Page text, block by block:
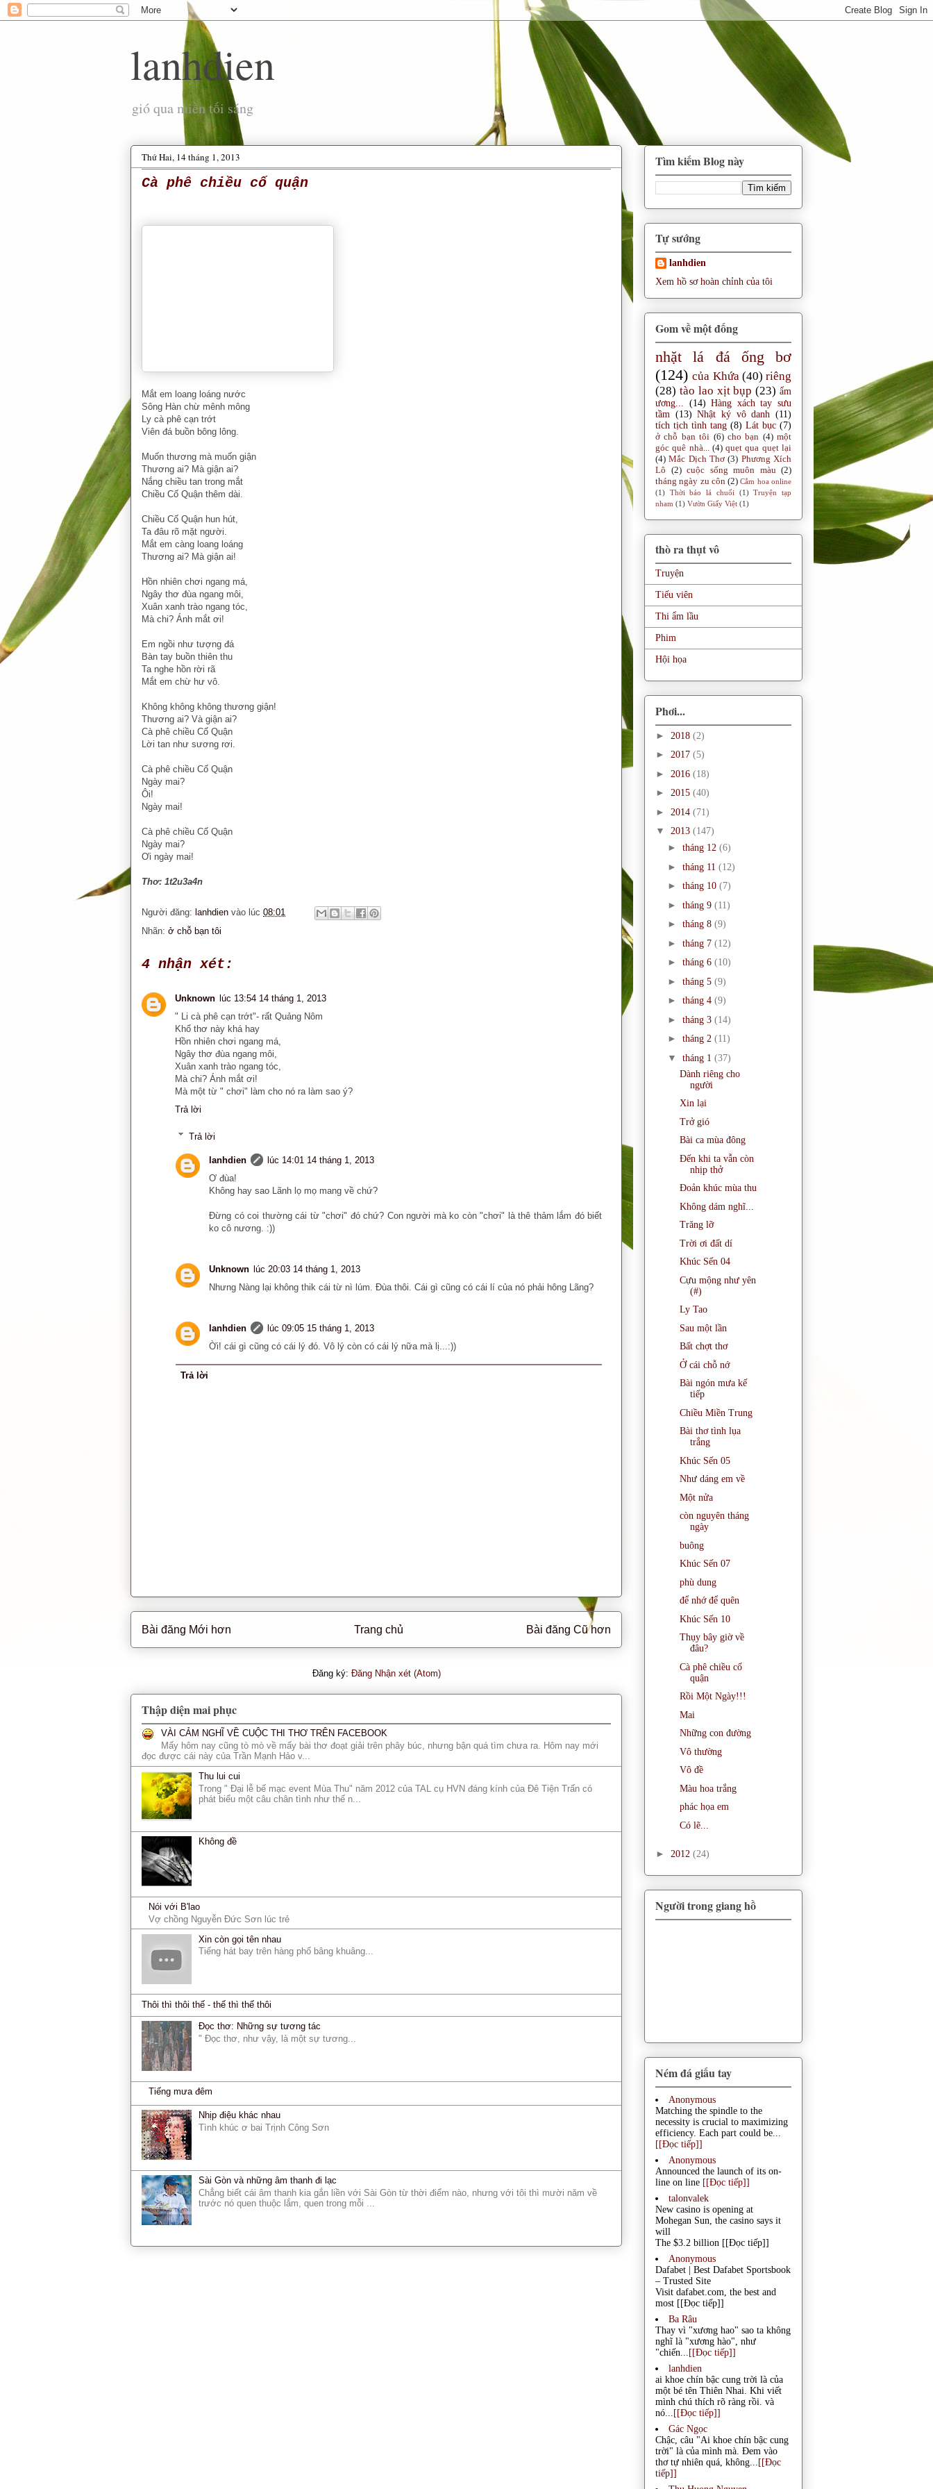
lanhdien
gió qua miền tối sáng
Thứ Hai, 14 tháng 1, 2013
Cà phê chiều cố quận
Mắt em loang loáng nước
Sông Hàn chừ mênh mông
Ly cà phê cạn trớt
Viên đá buồn bông lông.
Muốn thương mà muốn giận
Thương ai? Mà giận ai?
Nắng chiều tan trong mắt
Chiều Cố Quận thêm dài.
Chiều Cố Quận hun hút,
Ta đâu rõ mặt người.
Mắt em càng loang loáng
Thương ai? Mà giận ai!
Hồn nhiên chơi ngang má,
Ngây thơ đùa ngang môi,
Xuân xanh trào ngang tóc,
Mà chi? Ánh mắt ơi!
Em ngồi như tượng đá
Bàn tay buồn thiên thu
Ta nghe hồn rời rã
Mắt em chừ hư vô.
Không không không thương giận!
Thương ai? Và giận ai?
Cà phê chiều Cố Quận
Lời tan như sương rơi.
Cà phê chiều Cố Quận
Ngày mai?
Ôi!
Ngày mai!
Cà phê chiều Cố Quận
Ngày mai?
Ơi ngày mai!
Thơ: 1t2u3a4n
Người đăng: lanhdien vào lúc 08:01
Nhãn: ở chỗ bạn tôi
4 nhận xét:
Unknown lúc 13:54 14 tháng 1, 2013
" Li cà phê cạn trớt"- rất Quảng Nôm
Khổ thơ này khá hay
Hồn nhiên chơi ngang má,
Ngây thơ đùa ngang môi,
Xuân xanh trào ngang tóc,
Mà chi? Ánh mắt ơi!
Mà một từ " chơi" làm cho nó ra làm sao ý?
Trả lời
Trả lời
lanhdien
lúc 14:01 14 tháng 1, 2013
Ơ đùa!
Không hay sao Lãnh lọ mọ mang về chứ?
Đừng có coi thường cái từ "chơi" đó chứ? Con người mà ko còn "chơi" là thê thảm lắm đó biết
ko cô nương. :))
Unknown lúc 20:03 14 tháng 1, 2013
Nhưng Nàng lại không thik cái từ nì lúm. Đùa thôi. Cái gì cũng có cái lí của nó phải hông Lãng?
lanhdien
lúc 09:05 15 tháng 1, 2013
Ời! cái gì cũng có cái lý đó. Vô lý còn có cái lý nữa mà lị...:))
Trả lời
Bài đăng Mới hơn Bài đăng Cũ hơn
Trang chủ
Đăng ký: Đăng Nhận xét (Atom)
Thập diện mai phục
VÀI CẢM NGHĨ VỀ CUỘC THI THƠ TRÊN FACEBOOK
Mấy hôm nay cũng tò mò về mấy bài thơ đoạt giải trên phây búc, nhưng bận quá tìm chưa ra. Hôm nay mới
đọc được cái này của Trần Mạnh Hảo v...
Thu lui cui
Trong " Đại lễ bế mạc event Mùa Thu" năm 2012 của TAL cụ HVN đáng kính của Đê Tiện Trấn có
phát biểu một câu chân tình như thế n...
Không đề
Nói với B'lao
Vợ chồng Nguyễn Đức Sơn lúc trẻ
Xin còn gọi tên nhau
Tiếng hát bay trên hàng phố bâng khuâng...
Thôi thì thôi thế - thế thì thế thôi
Đọc thơ: Những sự tương tác
" Đọc thơ, như vậy, là một sự tương...
Tiếng mưa đêm
Nhịp điệu khác nhau
Tình khúc ơ bai Trịnh Công Sơn
Sài Gòn và những âm thanh đi lạc
Chẳng biết cái âm thanh kia gắn liền với Sài Gòn từ thời điểm nào, nhưng với tôi thì mười năm về
trước nó quen thuộc lắm, quen trong mỗi ...
Tìm kiếm Blog này
Tự sướng
lanhdien
Xem hồ sơ hoàn chỉnh của tôi
Gom về một đống
nhặt lá đá ống bơ
(124) của Khứa (40) riêng
(28) tào lao xịt bụp (23) ẩm
ương...
(14) Hàng xách tay sưu
tầm (13) Nhật ký vô danh
(11)
tích tịch tình tang (8) Lát bục (7)
ở chỗ bạn tôi (6) cho bạn (4) một
góc quê nhà...
(4) quẹt qua quẹt lại
(4) Mắc Dịch Thơ (3) Phương Xích
Lô
(2) cuộc sống muôn màu (2)
tháng ngày zu côn (2) Cắm hoa online
(1) Thời báo lá chuối (1) Truyện tạp
nham (1) Vườn Giấy Việt (1)
thò ra thụt vô
Truyện
Tiếu viên
Thi ẩm lầu
Phim
Hội họa
Phơi...
► 2018 (2)
► 2017 (5)
► 2016 (18)
► 2015 (40)
► 2014 (71)
▼ 2013 (147)
► tháng 12 (6)
► tháng 11 (12)
► tháng 10 (7)
► tháng 9 (11)
► tháng 8 (9)
► tháng 7 (12)
► tháng 6 (10)
► tháng 5 (9)
► tháng 4 (9)
► tháng 3 (14)
► tháng 2 (11)
▼ tháng 1 (37)
Dành riêng cho
người
Xin lại
Trở gió
Bài ca mùa đông
Đến khi ta vẫn còn
nhịp thở
Đoản khúc mùa thu
Không dám nghĩ...
Trăng lỡ
Trời ơi đất dí
Khúc Sến 04
Cựu mộng như yên
(#)
Ly Tao
Sau một lần
Bất chợt thơ
Ở cái chỗ nớ
Bài ngón mưa kế
tiếp
Chiều Miền Trung
Bài thơ tình lụa
trắng
Khúc Sến 05
Như dáng em về
Một nửa
còn nguyên tháng
ngày
buông
Khúc Sến 07
phù dung
để nhớ để quên
Khúc Sến 10
Thụy bây giờ về
đâu?
Cà phê chiều cố
quận
Rồi Một Ngày!!!
Mai
Những con đường
Vô thường
Vô đề
Màu hoa trắng
phác họa em
Có lẽ...
► 2012 (24)
Người trong giang hồ
Ném đá giấu tay
Anonymous
Matching the spindle to the
necessity is crucial to maximizing
efficiency. Each part could be...
[[Đọc tiếp]]
Anonymous
Announced the launch of its on-
line on line [[Đọc tiếp]]
talonvalek
New casino is opening at
Mohegan Sun, the casino says it
will
The $3.2 billion [[Đọc tiếp]]
Anonymous
Dafabet | Best Dafabet Sportsbook
– Trusted Site
Visit dafabet.com, the best and
most [[Đọc tiếp]]
Ba Râu
Thay vì "xương hao" sao ta không
nghĩ là "xương hào", như
"chiến... [[Đọc tiếp]]
lanhdien
ai khoe chín bậc cung trời là của
một bé tên Thiên Nhai. Khi viết
mình chú thích rõ ràng rồi. và
nó... [[Đọc tiếp]]
Gác Ngọc
Chậc, câu "Ai khoe chín bậc cung
trời" là của mình mà. Đem vào
thơ tự nhiên quá, không... [[Đọc
tiếp]]